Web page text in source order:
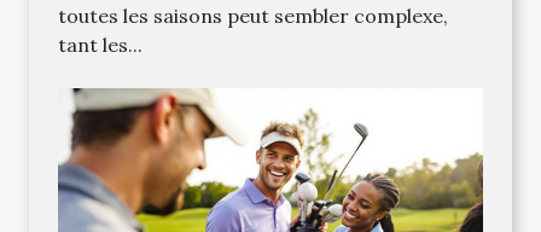
toutes les saisons peut sembler complexe,
tant les...